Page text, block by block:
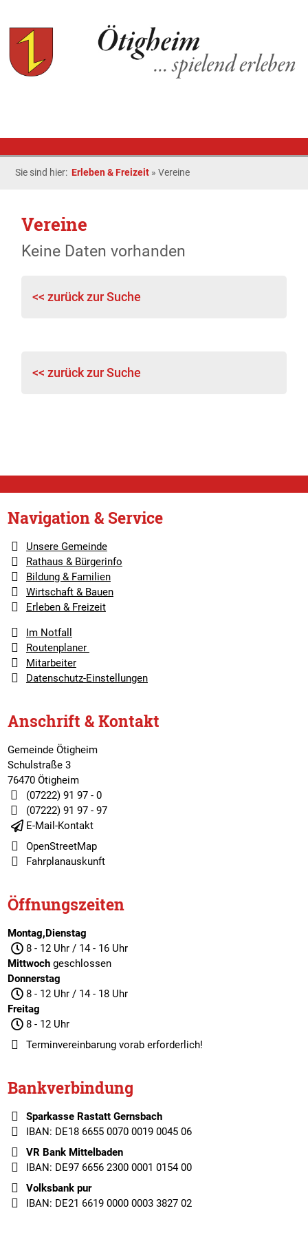
Sie sind hier: Erleben & Freizeit »Vereine
Vereine
Keine Daten vorhanden
<< zurück zur Suche
<< zurück zur Suche
Navigation & Service
Unsere Gemeinde
Rathaus & Bürgerinfo
Bildung & Familien
Wirtschaft & Bauen
Erleben & Freizeit
Im Notfall
Routenplaner
Mitarbeiter
Datenschutz-Einstellungen
Anschrift & Kontakt
Gemeinde Ötigheim
Schulstraße 3
76470 Ötigheim
(07222) 91 97 - 0
(07222) 91 97 - 97
E-Mail-Kontakt
OpenStreetMap
Fahrplanauskunft
Öffnungszeiten
Montag,Dienstag
8 - 12 Uhr / 14 - 16 Uhr
Mittwochgeschlossen
Donnerstag
8 - 12 Uhr / 14 - 18 Uhr
Freitag
8 - 12 Uhr
Terminvereinbarungvorab erforderlich!
Bankverbindung
Sparkasse Rastatt Gernsbach
IBAN: DE18 6655 0070 0019 0045 06
VR Bank Mittelbaden
IBAN: DE97 6656 2300 0001 0154 00
Volksbank pur
IBAN: DE21 6619 0000 0003 3827 02